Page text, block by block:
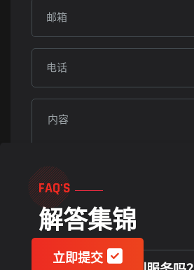
立即提交
FAQ'S
解答集锦